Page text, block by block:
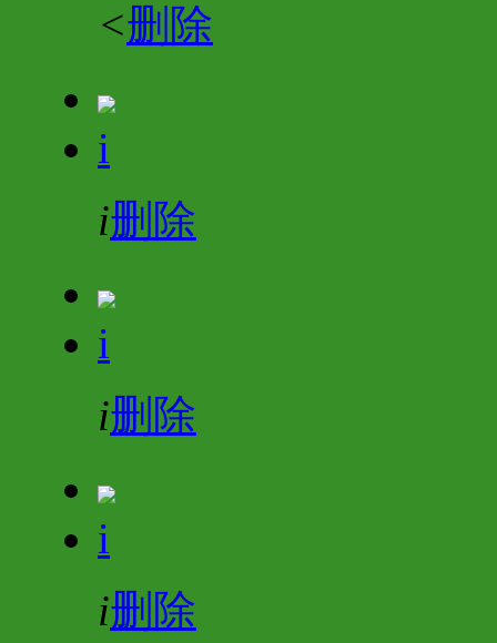
<删除
i
i删除
i
i删除
i
i删除